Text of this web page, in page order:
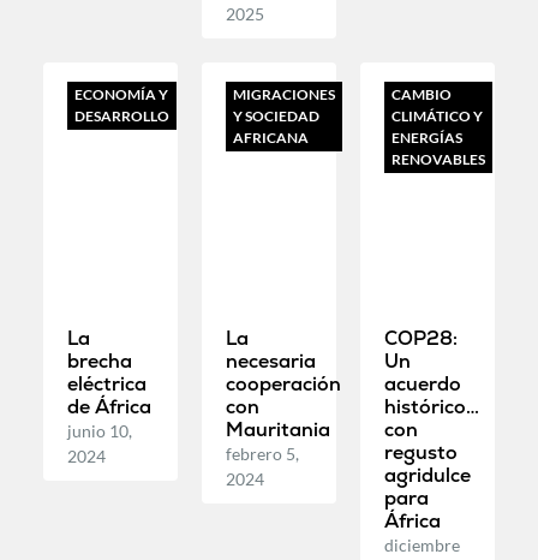
2025
ECONOMÍA Y
DESARROLLO
La
brecha
eléctrica
de África
junio 10,
2024
MIGRACIONES
Y SOCIEDAD
AFRICANA
La
necesaria
cooperación
con
Mauritania
febrero 5,
2024
CAMBIO
CLIMÁTICO Y
ENERGÍAS
RENOVABLES
COP28:
Un
acuerdo
histórico…
con
regusto
agridulce
para
África
diciembre